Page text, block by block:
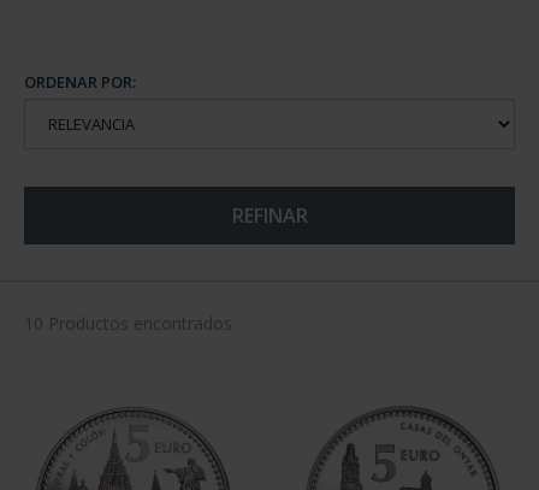
ORDENAR POR:
REFINAR
10 Productos encontrados